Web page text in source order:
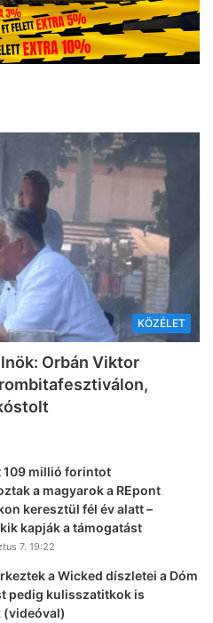
KÖZÉLET
Orbán Viktor
109 millió forintot
a magyarok a REpont
keresztül fél év alatt –
kapják a támogatást
7. 19:22
a Wicked díszletei a Dóm
pedig kulisszatitkok is
(videóval)